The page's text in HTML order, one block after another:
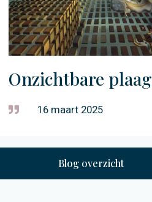
Onzichtbare plaag
16 maart 2025
Blog overzicht